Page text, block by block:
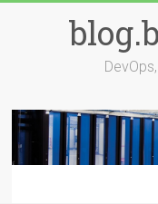
содержимому